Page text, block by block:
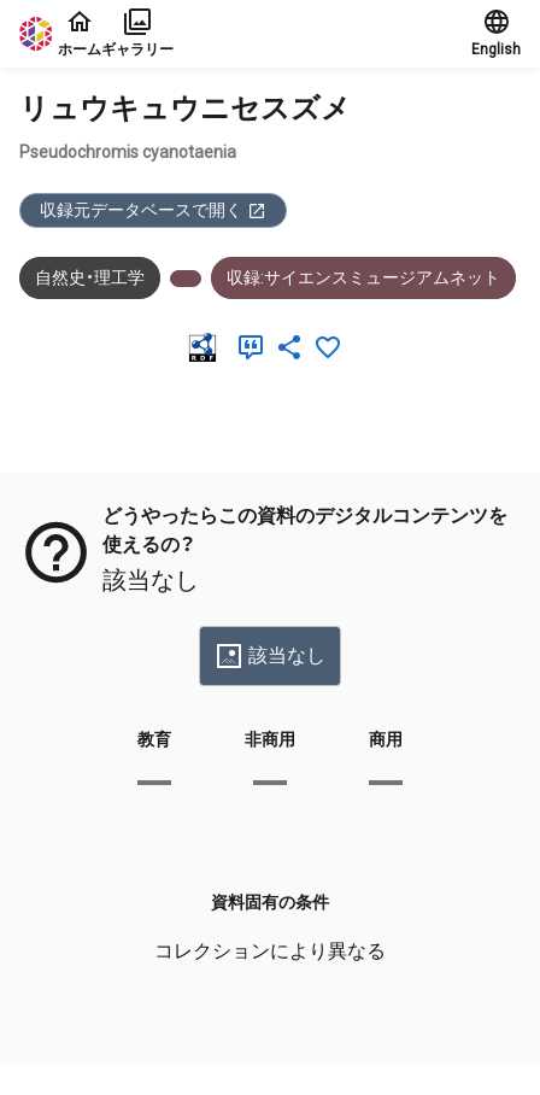
本文に飛ぶ
ホームギャラリー English
リュウキュウニセスズメ
Pseudochromis cyanotaenia
収録元データベースで開く
自然史・理工学 収録:サイエンスミュージアムネット
どうやったらこの資料のデジタルコンテンツを
使えるの？
該当なし
該当なし
教育 非商用 商用
資料固有の条件
コレクションにより異なる